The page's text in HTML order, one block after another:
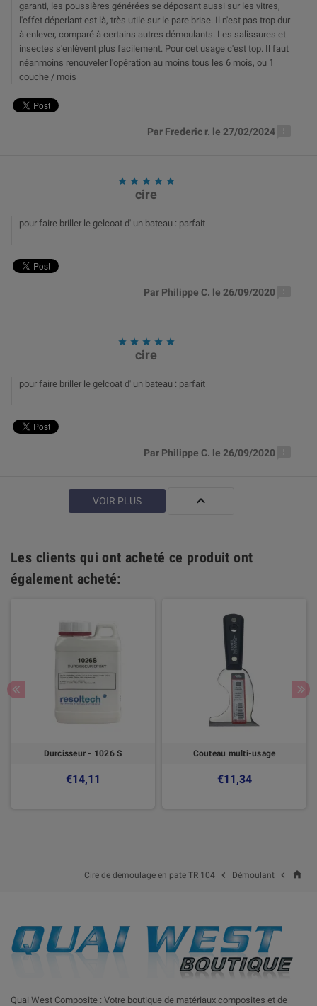
garanti, les poussières générées se déposant aussi sur les vitres,
l'effet déperlant est là, très utile sur le pare brise. Il n'est pas trop dur
à enlever, comparé à certains autres démoulants. Les salissures et
insectes s'enlèvent plus facilement. Pour cet usage c'est top. Il faut
néanmoins renouveler l'opération au moins tous les 6 mois, ou 1
couche / mois
Par Frederic r. le 27/02/2024
    
cire
pour faire briller le gelcoat d' un bateau : parfait
Par Philippe C. le 26/09/2020
    
cire
pour faire briller le gelcoat d' un bateau : parfait
Par Philippe C. le 26/09/2020
VOIR PLUS 
Les clients qui ont acheté ce produit ont
également acheté:
Durcisseur - 1026 S
€14,11
Couteau multi-usage
€11,34
home

Démoulant

Cire de démoulage en pate TR 104
Quai West Composite : Votre boutique de matériaux composites et de